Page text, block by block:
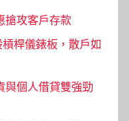
搶攻客戶存款
桿儀錶板，散戶如
與個人借貸雙強勁